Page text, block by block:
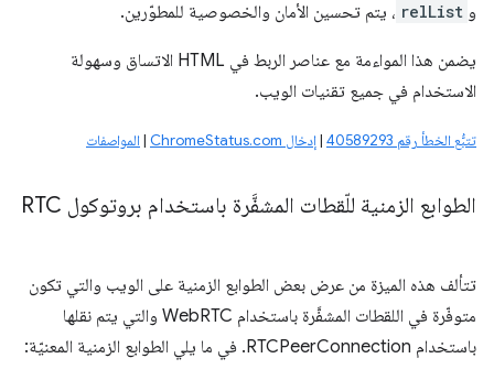
و relList ، يتم تحسين الأمان والخصوصية للمطوّرين.
يضمن هذا المواءمة مع عناصر الربط في HTML الاتساق وسهولة
الاستخدام في جميع تقنيات الويب.
تتبُّع الخطأ رقم 40589293 |إدخال ChromeStatus.com |المواصفات
الطوابع الزمنية للّقطات المشفَّرة باستخدام بروتوكول RTC
تتألف هذه الميزة من عرض بعض الطوابع الزمنية على الويب والتي تكون
متوفّرة في اللقطات المشفَّرة باستخدام WebRTC والتي يتم نقلها
باستخدام RTCPeerConnection. في ما يلي الطوابع الزمنية المعنيّة: